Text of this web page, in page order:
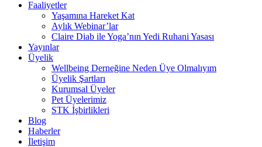
Faaliyetler
Yaşamına Hareket Kat
Aylık Webinar’lar
Claire Diab ile Yoga’nın Yedi Ruhani Yasası
Yayınlar
Üyelik
Wellbeing Derneğine Neden Üye Olmalıyım
Üyelik Şartları
Kurumsal Üyeler
Pet Üyelerimiz
STK İşbirlikleri
Blog
Haberler
İletişim